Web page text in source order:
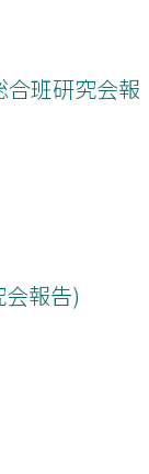
班研究会報
報告)